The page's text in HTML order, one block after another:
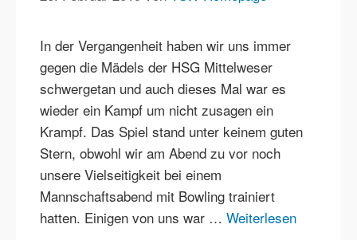
In der Vergangenheit haben wir uns immer
gegen die Mädels der HSG Mittelweser
schwergetan und auch dieses Mal war es
wieder ein Kampf um nicht zusagen ein
Krampf. Das Spiel stand unter keinem guten
Stern, obwohl wir am Abend zu vor noch
unsere Vielseitigkeit bei einem
Mannschaftsabend mit Bowling trainiert
hatten. Einigen von uns war … Weiterlesen